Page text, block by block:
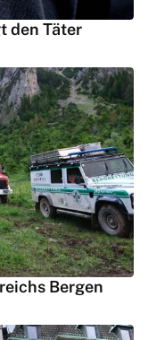
den Täter
Bergen